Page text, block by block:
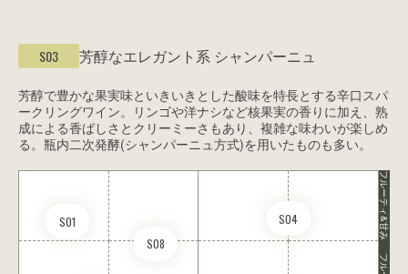
S03 芳醇なエレガント系 シャンパーニュ
芳醇で豊かな果実味といきいきとした酸味を特長とする辛口スパ
ークリングワイン。リンゴや洋ナシなど核果実の香りに加え、熟
成による香ばしさとクリーミーさもあり、複雑な味わいが楽しめ
る。瓶内二次発酵(シャンパーニュ方式)を用いたものも多い。
S01 S04
S08
フルーティ&甘み